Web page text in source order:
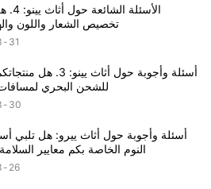
الأسئلة
تخصيص الشعار واللون
31
أسئلة وأجوبة حول أثاث يينو:
للشحن البحري
30
أسئلة وأجوبة حول أثاث ييرو: هل تلبي
النوم الخاصة بكم معايير
26